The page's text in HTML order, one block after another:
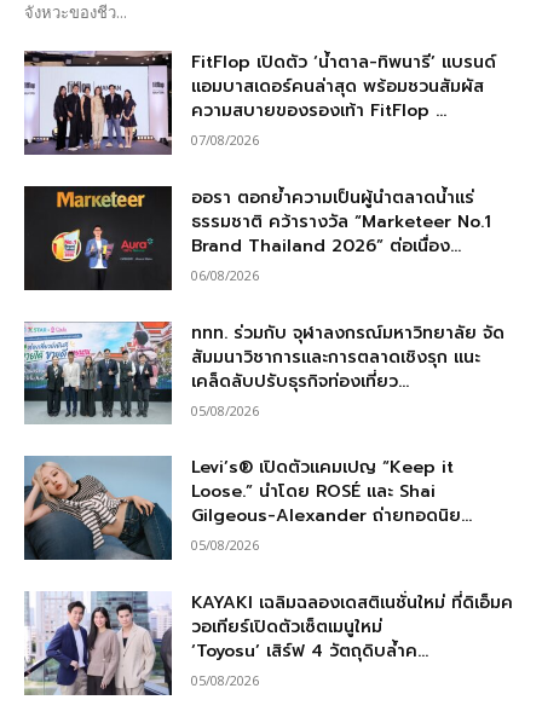
จังหวะของชีว...
FitFlop เปิดตัว ‘น้ำตาล-ทิพนารี’ แบรนด์
แอมบาสเดอร์คนล่าสุด พร้อมชวนสัมผัส
ความสบายของรองเท้า FitFlop ...
07/08/2026
ออรา ตอกย้ำความเป็นผู้นำตลาดน้ำแร่
ธรรมชาติ คว้ารางวัล “Marketeer No.1
Brand Thailand 2026” ต่อเนื่อง...
06/08/2026
ททท. ร่วมกับ จุฬาลงกรณ์มหาวิทยาลัย จัด
สัมมนาวิชาการและการตลาดเชิงรุก แนะ
เคล็ดลับปรับธุรกิจท่องเที่ยว...
05/08/2026
Levi’s® เปิดตัวแคมเปญ “Keep it
Loose.” นำโดย ROSÉ และ Shai
Gilgeous-Alexander ถ่ายทอดนิย...
05/08/2026
KAYAKI เฉลิมฉลองเดสติเนชั่นใหม่ ที่ดิเอ็มค
วอเทียร์เปิดตัวเซ็ตเมนูใหม่
‘Toyosu’ เสิร์ฟ 4 วัตถุดิบล้ำค...
05/08/2026